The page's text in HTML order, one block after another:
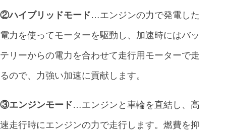
②ハイブリッドモード…エンジンの力で発電した
電力を使ってモーターを駆動し、加速時にはバッ
テリーからの電力を合わせて走行用モーターで走
るので、力強い加速に貢献します。
③エンジンモード…エンジンと車輪を直結し、高
速走行時にエンジンの力で走行します。燃費を抑